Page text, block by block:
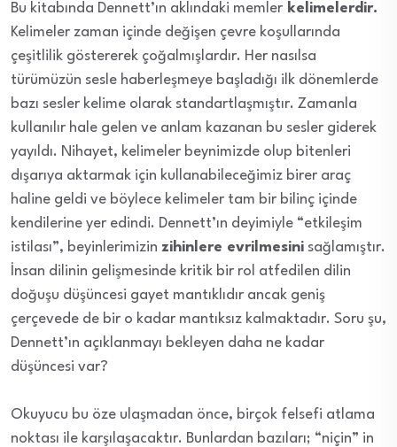
Bu kitabında Dennett’ın aklındaki memler kelimelerdir.
Kelimeler zaman içinde değişen çevre koşullarında
çeşitlilik göstererek çoğalmışlardır. Her nasılsa
türümüzün sesle haberleşmeye başladığı ilk dönemlerde
bazı sesler kelime olarak standartlaşmıştır. Zamanla
kullanılır hale gelen ve anlam kazanan bu sesler giderek
yayıldı. Nihayet, kelimeler beynimizde olup bitenleri
dışarıya aktarmak için kullanabileceğimiz birer araç
haline geldi ve böylece kelimeler tam bir bilinç içinde
kendilerine yer edindi. Dennett’ın deyimiyle “etkileşim
istilası”, beyinlerimizin zihinlere evrilmesini sağlamıştır.
İnsan dilinin gelişmesinde kritik bir rol atfedilen dilin
doğuşu düşüncesi gayet mantıklıdır ancak geniş
çerçevede de bir o kadar mantıksız kalmaktadır. Soru şu,
Dennett’ın açıklanmayı bekleyen daha ne kadar
düşüncesi var?
Okuyucu bu öze ulaşmadan önce, birçok felsefi atlama
noktası ile karşılaşacaktır. Bunlardan bazıları; “niçin” in